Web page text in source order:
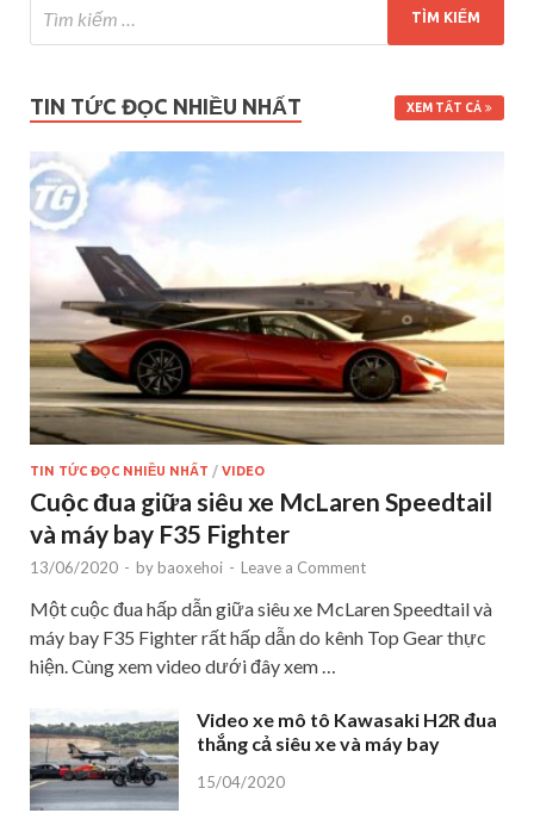
TIN TỨC ĐỌC NHIỀU NHẤT XEM TẤT CẢ
TIN TỨC ĐỌC NHIỀU NHẤT / VIDEO
Cuộc đua giữa siêu xe McLaren Speedtail
và máy bay F35 Fighter
13/06/2020 - by baoxehoi - Leave a Comment
Một cuộc đua hấp dẫn giữa siêu xe McLaren Speedtail và
máy bay F35 Fighter rất hấp dẫn do kênh Top Gear thực
hiện. Cùng xem video dưới đây xem …
Video xe mô tô Kawasaki H2R đua
thắng cả siêu xe và máy bay
15/04/2020